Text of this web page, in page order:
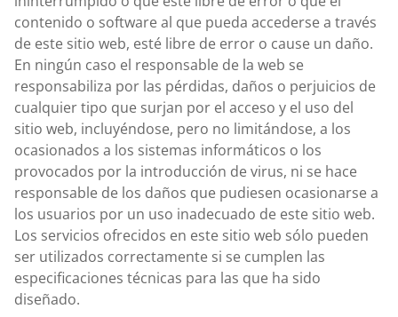
contenido o software al que pueda accederse a través
de este sitio web, esté libre de error o cause un daño.
En ningún caso el responsable de la web se
responsabiliza por las pérdidas, daños o perjuicios de
cualquier tipo que surjan por el acceso y el uso del
sitio web, incluyéndose, pero no limitándose, a los
ocasionados a los sistemas informáticos o los
provocados por la introducción de virus, ni se hace
responsable de los daños que pudiesen ocasionarse a
los usuarios por un uso inadecuado de este sitio web.
Los servicios ofrecidos en este sitio web sólo pueden
ser utilizados correctamente si se cumplen las
especificaciones técnicas para las que ha sido
diseñado.